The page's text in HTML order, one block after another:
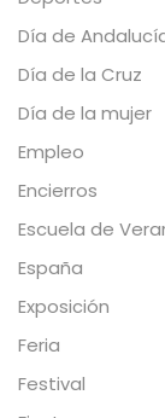
Día de
Día de la Cruz
Día de la mujer
Empleo
Encierros
Escuela de
España
Exposición
Feria
Festival